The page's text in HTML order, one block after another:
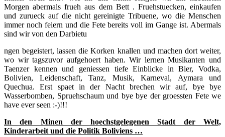
Morgen abermals frueh aus dem Bett . Fruehstuecken, einkaufen
und zurueck auf die nicht gereinigte Tribuene, wo die Menschen
immer noch feiern und die Fete bereits voll im Gange ist. Abermals
sind wir von den Darbietu
ngen begeistert, lassen die Korken knallen und machen dort weiter,
wo wir tagszuvor aufgehoert haben. Wir lernen Musikanten und
Taenzer kennen und geniessen tiefe Einblicke in Bier, Vodka,
Bolivien, Leidenschaft, Tanz, Musik, Karneval, Aymara und
Quechua. Erst spaet in der Nacht brechen wir auf, bye bye
Wasserbomben, Spruehschaum und bye bye der groessten Fete we
have ever seen :-)!!!
In den Minen der hoechstgelegenen Stadt der Welt,
Kinderarbeit und die Politik Boliviens …